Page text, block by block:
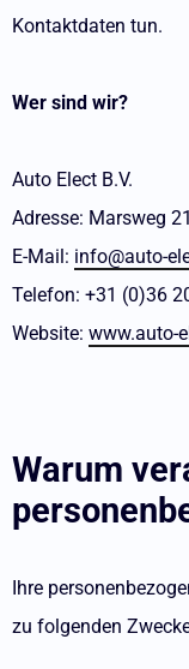
Kontaktdaten tun.
Wer sind wir?
Auto Elect B.V.
Adresse: Marsweg
E-Mail: info@auto-
Telefon: +31 (0)36
Website: www.auto-
Warum
Ihre
zu folgenden